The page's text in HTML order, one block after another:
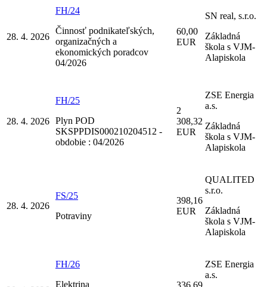
28. 4. 2026
FH/24
Činnosť podnikateľských,
organizačných a
ekonomických poradcov
04/2026
60,00
EUR
SN real, s.r.o.
Základná
škola s VJM-
Alapiskola
28. 4. 2026
FH/25
Plyn POD
SKSPPDIS000210204512 -
obdobie : 04/2026
2
308,32
EUR
ZSE Energia
a.s.
Základná
škola s VJM-
Alapiskola
28. 4. 2026
FS/25
Potraviny
398,16
EUR
QUALITED
s.r.o.
Základná
škola s VJM-
Alapiskola
FH/26
Elektrina
336,69
ZSE Energia
a.s.